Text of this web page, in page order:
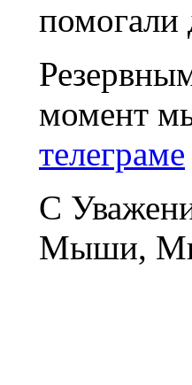
помогали
момент
телеграме
С
Мыши,